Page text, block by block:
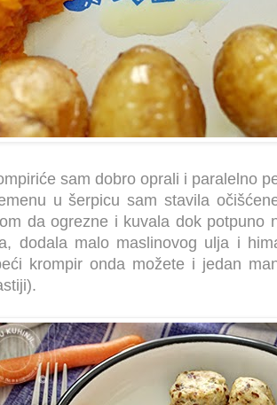
sam dobro oprali i paralelno
u šerpicu sam stavila
da ogrezne i kuvala dok potpuno
dodala malo maslinovog ulja i
krompir onda možete i jedan